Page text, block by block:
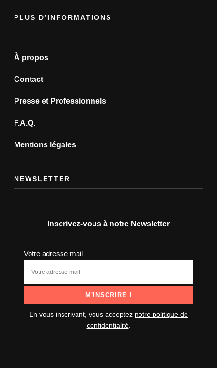
PLUS D’INFORMATIONS
À propos
Contact
Presse et Professionnels
F.A.Q.
Mentions légales
NEWSLETTER
Inscrivez-vous à notre Newsletter
Votre adresse mail
En vous inscrivant, vous acceptez notre politique de
confidentialité.